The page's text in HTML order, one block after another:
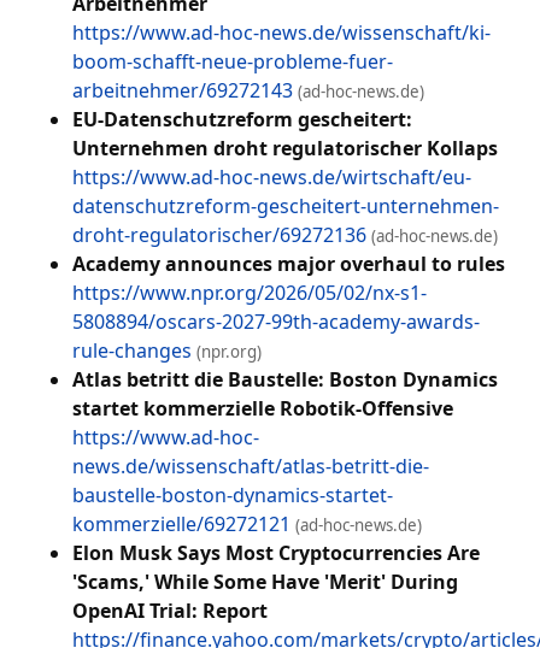
https://www.ad-hoc-news.de/wissenschaft/ki-
boom-schafft-neue-probleme-fuer-
arbeitnehmer/69272143 (ad-hoc-news.de)
EU-Datenschutzreform gescheitert:
Unternehmen droht regulatorischer Kollaps
https://www.ad-hoc-news.de/wirtschaft/eu-
datenschutzreform-gescheitert-unternehmen-
droht-regulatorischer/69272136 (ad-hoc-news.de)
Academy announces major overhaul to rules
https://www.npr.org/2026/05/02/nx-s1-
5808894/oscars-2027-99th-academy-awards-
rule-changes (npr.org)
Atlas betritt die Baustelle: Boston Dynamics
startet kommerzielle Robotik-Offensive
https://www.ad-hoc-
news.de/wissenschaft/atlas-betritt-die-
baustelle-boston-dynamics-startet-
kommerzielle/69272121 (ad-hoc-news.de)
Elon Musk Says Most Cryptocurrencies Are
'Scams,' While Some Have 'Merit' During
OpenAI Trial: Report
https://finance.yahoo.com/markets/crypto/